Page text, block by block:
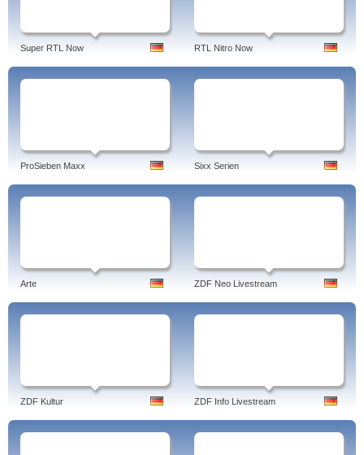
Super RTL Now RTL Nitro Now
ProSieben Maxx Sixx Serien
Arte ZDF Neo Livestream
ZDF Kultur ZDF Info Livestream